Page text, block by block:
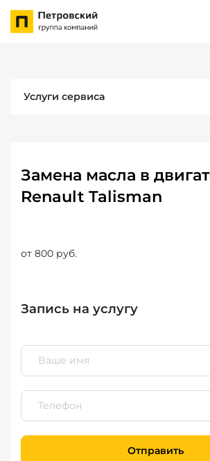
Услуги сервиса
Замена масла в
Renault Talisman
от 800 руб.
Запись на услугу
Отправить